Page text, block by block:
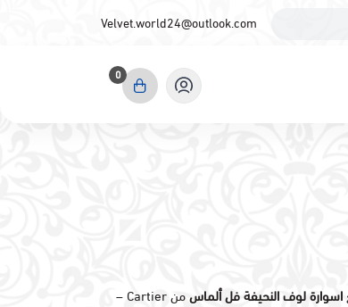
Velvet.world24@outlook.com
0
اسوارة لوف النحيفة فل ألماس
من Cartier –